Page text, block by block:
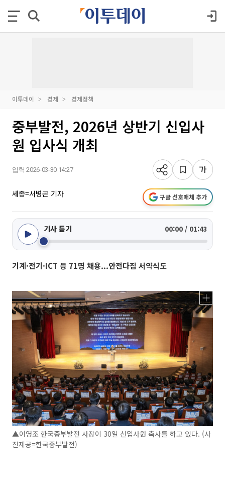
이투데이 경제 경제정책
중부발전, 2026년 상반기 신입사
원 입사식 개최
입력 2026-03-30 14:27
세종=서병곤 기자 구글 선호매체 추가
기사 듣기 00:00 / 01:43
기계·전기·ICT 등 71명 채용...안전다짐 서약식도
▲이영조 한국중부발전 사장이 30일 신입사원 축사를 하고 있다. (사
진제공=한국중부발전)